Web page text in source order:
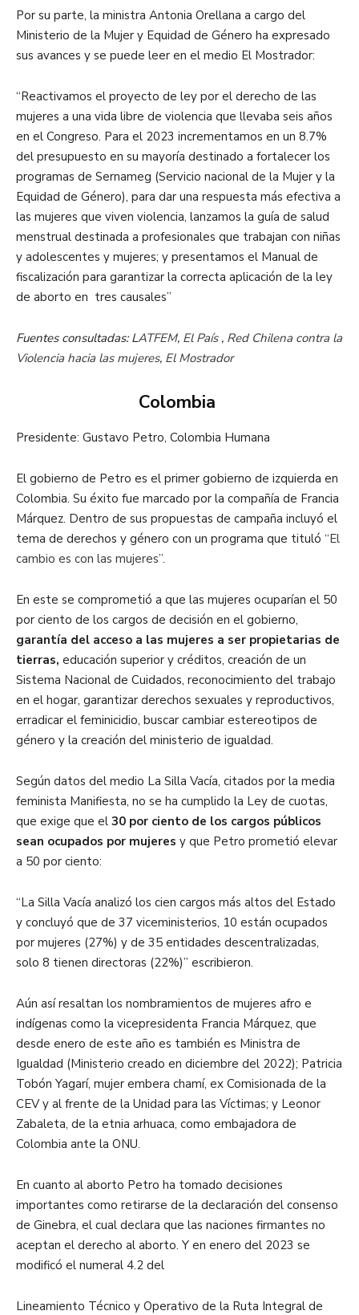
Por su parte, la ministra Antonia Orellana a cargo del
Ministerio de la Mujer y Equidad de Género ha expresado
sus avances y se puede leer en el medio El Mostrador:
“Reactivamos el proyecto de ley por el derecho de las
mujeres a una vida libre de violencia que llevaba seis años
en el Congreso. Para el 2023 incrementamos en un 8.7%
del presupuesto en su mayoría destinado a fortalecer los
programas de Sernameg (Servicio nacional de la Mujer y la
Equidad de Género), para dar una respuesta más efectiva a
las mujeres que viven violencia, lanzamos la guía de salud
menstrual destinada a profesionales que trabajan con niñas
y adolescentes y mujeres; y presentamos el Manual de
fiscalización para garantizar la correcta aplicación de la ley
de aborto en tres causales”
Fuentes consultadas: LATFEM, El País, Red Chilena contra la
Violencia hacia las mujeres, El Mostrador
Colombia
Presidente: Gustavo Petro, Colombia Humana
El gobierno de Petro es el primer gobierno de izquierda en
Colombia. Su éxito fue marcado por la compañía de Francia
Márquez. Dentro de sus propuestas de campaña incluyó el
tema de derechos y género con un programa que tituló “El
cambio es con las mujeres”.
En este se comprometió a que las mujeres ocuparían el 50
por ciento de los cargos de decisión en el gobierno,
garantía del acceso a las mujeres a ser propietarias de
tierras, educación superior y créditos, creación de un
Sistema Nacional de Cuidados, reconocimiento del trabajo
en el hogar, garantizar derechos sexuales y reproductivos,
erradicar el feminicidio, buscar cambiar estereotipos de
género y la creación del ministerio de igualdad.
Según datos del medio La Silla Vacía, citados por la media
feminista Manifiesta, no se ha cumplido la Ley de cuotas,
que exige que el 30 por ciento de los cargos públicos
sean ocupados por mujeres y que Petro prometió elevar
a 50 por ciento:
“La Silla Vacía analizó los cien cargos más altos del Estado
y concluyó que de 37 viceministerios, 10 están ocupados
por mujeres (27%) y de 35 entidades descentralizadas,
solo 8 tienen directoras (22%)” escribieron.
Aún así resaltan los nombramientos de mujeres afro e
indígenas como la vicepresidenta Francia Márquez, que
desde enero de este año es también es Ministra de
Igualdad (Ministerio creado en diciembre del 2022); Patricia
Tobón Yagarí, mujer embera chamí, ex Comisionada de la
CEV y al frente de la Unidad para las Víctimas; y Leonor
Zabaleta, de la etnia arhuaca, como embajadora de
Colombia ante la ONU.
En cuanto al aborto Petro ha tomado decisiones
importantes como retirarse de la declaración del consenso
de Ginebra, el cual declara que las naciones firmantes no
aceptan el derecho al aborto. Y en enero del 2023 se
modificó el numeral 4.2 del
Lineamiento Técnico y Operativo de la Ruta Integral de